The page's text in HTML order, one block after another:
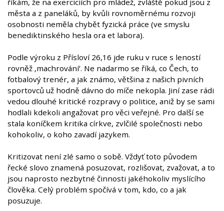
říkám, že na exerciciích pro mládež, zvláště pokud jsou z
města a z paneláků, by kvůli rovnoměrnému rozvoji
osobnosti neměla chybět fyzická práce (ve smyslu
benediktinského hesla ora et labora).
Podle výroku z Přísloví 26,16 jde ruku v ruce s leností
rovněž ‚machrování‘. Ne nadarmo se říká, co Čech, to
fotbalový trenér, a jak známo, většina z našich pivních
sportovců už hodně dávno do míče nekopla. Jiní zase rádi
vedou dlouhé kritické rozpravy o politice, aniž by se sami
hodlali kdekoli angažovat pro věci veřejné. Pro další se
stala koníčkem kritika církve, zvlčilé společnosti nebo
kohokoliv, o koho zavadí jazykem.
Kritizovat není zlé samo o sobě. Vždyť toto původem
řecké slovo znamená posuzovat, rozlišovat, zvažovat, a to
jsou naprosto nezbytné činnosti jakéhokoliv myslícího
člověka. Celý problém spočívá v tom, kdo, co a jak
posuzuje.